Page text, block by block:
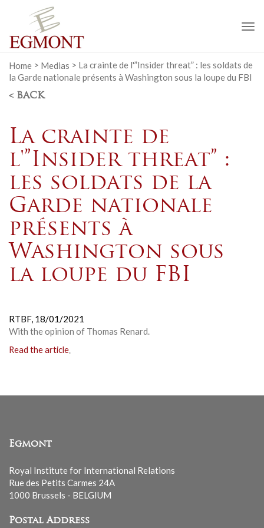
Home > Medias > La crainte de l'”Insider threat” : les soldats de
la Garde nationale présents à Washington sous la loupe du FBI
< BACK
La crainte de
l'”Insider threat” :
les soldats de la
Garde nationale
présents à
Washington sous
la loupe du FBI
RTBF, 18/01/2021
With the opinion of Thomas Renard.
Read the article.
Egmont
Royal Institute for International Relations
Rue des Petits Carmes 24A
1000 Brussels - BELGIUM
Postal Address